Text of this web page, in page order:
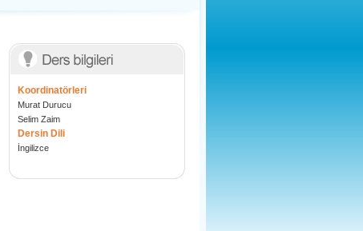
Koordinatörleri
Murat Durucu
Selim Zaim
Dersin Dili
İngilizce